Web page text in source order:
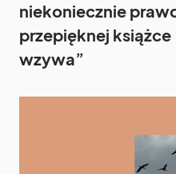
niekoniecznie
przepięknej książce
wzywa”